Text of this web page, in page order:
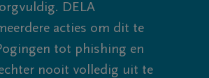
DELA
acties om dit te
tot phishing en
nooit volledig uit te